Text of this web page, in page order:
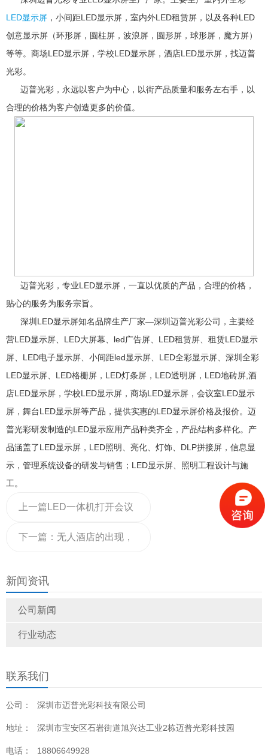
新闻资讯
公司新闻
行业动态
联系我们
公司： 深圳市迈普光彩科技有限公司
地址： 深圳市宝安区石岩街道旭兴达工业2栋迈普光彩科技园
电话： 18806649928
LED显示屏 ，小间距LED显示屏，室内外LED租赁屏，以及各种LED
创意显示屏（环形屏，圆柱屏，波浪屏，圆形屏，球形屏，魔方屏）
等等。商场LED显示屏，学校LED显示屏，酒店LED显示屏，找迈普
光彩。
迈普光彩，永远以客户为中心，以街产品质量和服务左右手，以
合理的价格为客户创造更多的价值。
迈普光彩，专业LED显示屏，一直以优质的产品，合理的价格，
贴心的服务为服务宗旨。
深圳LED显示屏知名品牌生产厂家‍—深圳迈普光彩公司，主要经
营LED显示屏、LED大屏幕、led广告屏、LED租赁屏、租赁LED显示
屏、LED电子显示屏、小间距led显示屏、LED全彩显示屏、深圳全彩
LED显示屏、LED格栅屏，LED灯条屏，LED透明屏，LED地砖屏,酒
店LED显示屏，学校LED显示屏，商场LED显示屏，会议室LED显示
屏，舞台LED显示屏等产品，提供实惠的LED显示屏价格及报价。迈
普光彩研发制造的LED显示应用产品种类齐全，产品结构多样化。产
品涵盖了LED显示屏，LED照明、亮化、灯饰、DLP拼接屏，信息显
示，管理系统设备的研发与销售；LED显示屏、照明工程设计与施
工。
上一篇 LED一体机打开会议
市场新局面，但群雄逐鹿的
下一篇： 无人酒店的出现，